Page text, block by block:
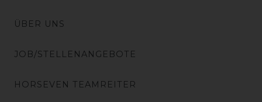
ÜBER UNS
JOB/STELLENANGEBOTE
HORSEVEN TEAMREITER